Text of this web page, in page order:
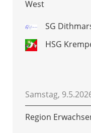
West
SG
Samstag,
Region